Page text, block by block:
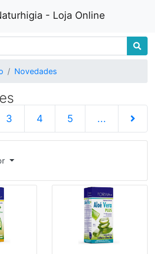
- Loja Online
Novedades
3 4 5 ...
Siguiente